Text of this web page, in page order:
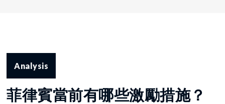
Analysis
菲律賓當前有哪些激勵措施？